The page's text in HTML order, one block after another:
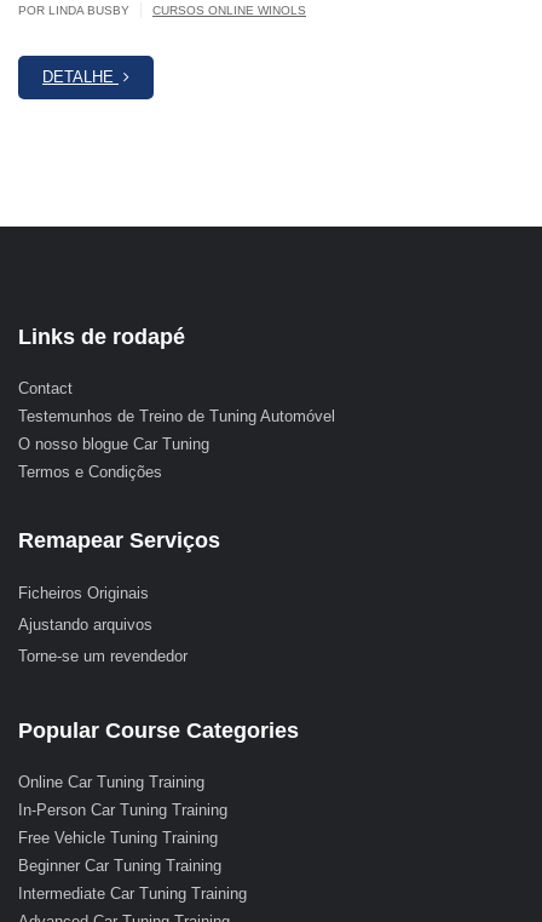
POR LINDA BUSBY CURSOS ONLINE WINOLS
DETALHE
Links de rodapé
Contact
Testemunhos de Treino de Tuning Automóvel
O nosso blogue Car Tuning
Termos e Condições
Remapear Serviços
Ficheiros Originais
Ajustando arquivos
Torne-se um revendedor
Popular Course Categories
Online Car Tuning Training
In-Person Car Tuning Training
Free Vehicle Tuning Training
Beginner Car Tuning Training
Intermediate Car Tuning Training